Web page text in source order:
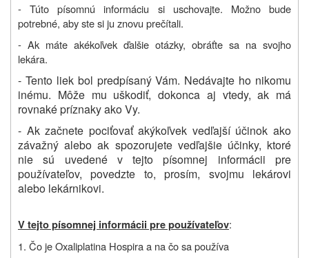
- Túto písomnú informáciu si uschovajte. Možno bude
potrebné, aby ste si ju znovu prečítali.
- Ak máte akékoľvek ďalšie otázky, obráťte sa na svojho
lekára.
- Tento liek bol predpísaný Vám. Nedávajte ho nikomu
inému. Môže mu uškodiť, dokonca aj vtedy, ak má
rovnaké príznaky ako Vy.
- Ak začnete pociťovať akýkoľvek vedľajší účinok ako
závažný alebo ak spozorujete vedľajšie účinky, ktoré
nie sú uvedené v tejto písomnej informácii pre
používateľov, povedzte to, prosím, svojmu lekárovi
alebo lekárnikovi.
V tejto písomnej informácii pre používateľov:
1. Čo jeOxaliplatina Hospiraa na čo sa používa